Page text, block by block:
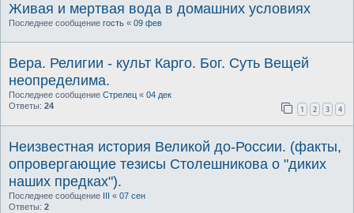
Живая и мертвая вода в домашних условиях
Последнее сообщение гость « 09 фев
Вера. Религии - культ Карго. Бог. Суть Вещей
неопределима.
Последнее сообщение Стрелец « 04 дек
Ответы: 24 1 2 3 4
Неизвестная история Великой до-России. (факты,
опровергающие тезисы Столешникова о "диких
наших предках").
Последнее сообщение « 07 сен
Ответы: 2